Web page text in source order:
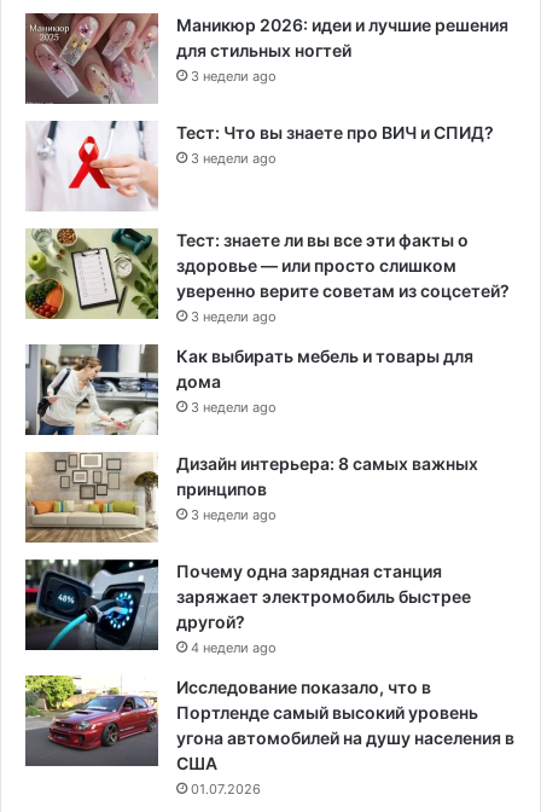
Маникюр 2026: идеи и лучшие решения
для стильных ногтей
3 недели ago
Тест: Что вы знаете про ВИЧ и СПИД?
3 недели ago
Тест: знаете ли вы все эти факты о
здоровье — или просто слишком
уверенно верите советам из соцсетей?
3 недели ago
Как выбирать мебель и товары для
дома
3 недели ago
Дизайн интерьера: 8 самых важных
принципов
3 недели ago
Почему одна зарядная станция
заряжает электромобиль быстрее
другой?
4 недели ago
Исследование показало, что в
Портленде самый высокий уровень
угона автомобилей на душу населения в
США
01.07.2026